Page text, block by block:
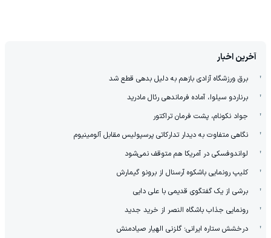
آخرین اخبار
برق ورزشگاه آزادی بازهم به دلیل بدهی قطع شد
برناردو سیلوا، آماده فرماندهی رئال مادرید
جواد نکونام، پشت فرمان تراکتور
نگاهی متفاوت به دیدار تدارکاتی پرسپولیس مقابل آلومینیوم
لواندوفسکی در آمریکا هم متوقف نمی‌شود
کلیپ رونمایی باشکوه آرسنال از برونو گیمارش
برشی از یک گفتگوی قدیمی با علی دایی
رونمایی جذاب باشگاه النصر از خرید جدید
درخشش ستاره ایرانی؛ گلزنی الهیار صیادمنش